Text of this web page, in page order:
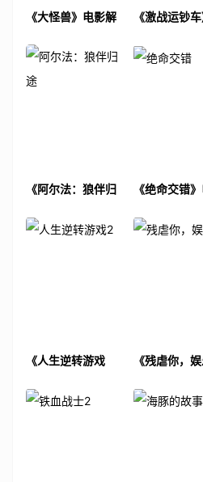
《大怪兽》电影解
《激战运钞
《阿尔法：狼伴归
《绝命交错
《人生逆转游戏
《残虐你，